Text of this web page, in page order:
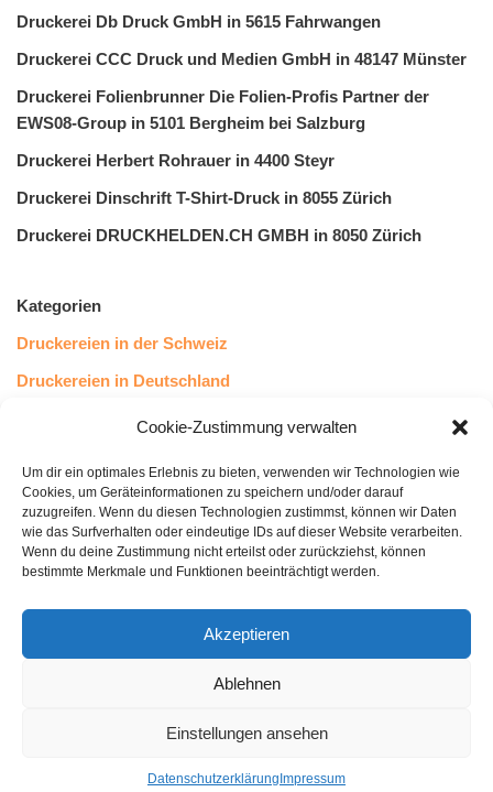
Cookie-Zustimmung verwalten
Um dir ein optimales Erlebnis zu bieten, verwenden wir Technologien wie
Cookies, um Geräteinformationen zu speichern und/oder darauf
zuzugreifen. Wenn du diesen Technologien zustimmst, können wir Daten
wie das Surfverhalten oder eindeutige IDs auf dieser Website verarbeiten.
Wenn du deine Zustimmung nicht erteilst oder zurückziehst, können
bestimmte Merkmale und Funktionen beeinträchtigt werden.
Akzeptieren
Ablehnen
Einstellungen ansehen
Datenschutzerklärung Impressum
Druckerei Db Druck GmbH in 5615 Fahrwangen
Druckerei CCC Druck und Medien GmbH in 48147 Münster
Druckerei Folienbrunner Die Folien-Profis Partner der
EWS08-Group in 5101 Bergheim bei Salzburg
Druckerei Herbert Rohrauer in 4400 Steyr
Druckerei Dinschrift T-Shirt-Druck in 8055 Zürich
Druckerei DRUCKHELDEN.CH GMBH in 8050 Zürich
Kategorien
Druckereien in der Schweiz
Druckereien in Deutschland
Druckereien in Österreich
Kundenstimmen
43Leserstimmen